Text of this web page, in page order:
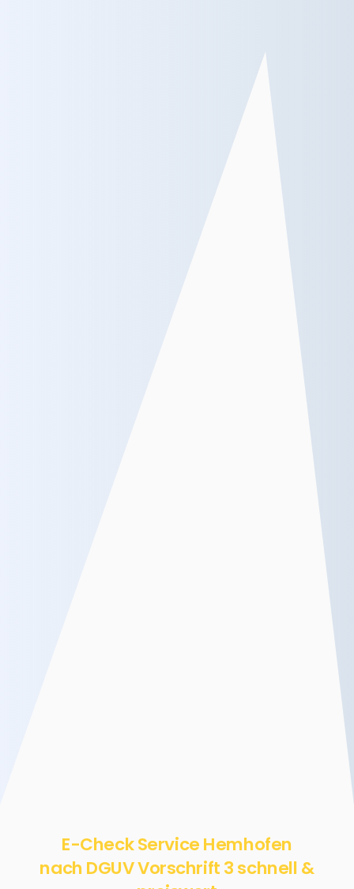
E-Check Service Hemhofen
nach DGUV Vorschrift 3 schnell &